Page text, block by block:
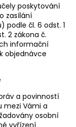
poskytování
zasílání
čl. 6 odst. 1
2 zákona č.
informační
objednávce
a povinností
mezi Vámi a
osobní
vyřízení